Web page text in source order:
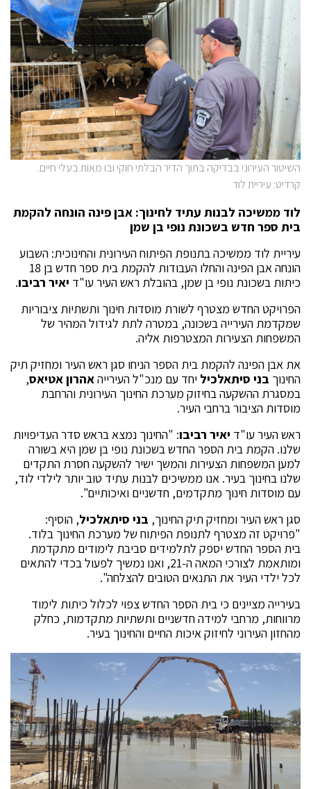
השיטור העירוני בבדיקה בתוך הדיר הבלתי חוקי ובו מאות בעלי חיים.
קרדיט: עיריית לוד
לוד ממשיכה לבנות עתיד לחינוך: אבן פינה הונחה להקמת
בית ספר חדש בשכונת נופי בן שמן
עיריית לוד ממשיכה בתנופת הפיתוח העירונית והחינוכית: השבוע
הונחה אבן הפינה והחלו העבודות להקמת בית ספר חדש בן 18
כיתות בשכונת נופי בן שמן, בהובלת ראש העיר עו"ד יאיר רביבו.
הפרויקט החדש מצטרף לשורת מוסדות חינוך ותשתיות ציבוריות
שמקדמת העירייה בשכונה, במטרה לתת לגידול המהיר של
המשפחות הצעירות המצטרפות אליה.
את אבן הפינה להקמת בית הספר הניחו סגן ראש העיר ומחזיק תיק
החינוך בני סיתאלכיל יחד עם מנכ"ל העירייהאהרון אטיאס,
במסגרת ההשקעה בחיזוק מערכת החינוך העירונית והרחבת
מוסדות הציבור ברחבי העיר.
ראש העיר עו"ד יאיר רביבו: "החינוך נמצא בראש סדר העדיפויות
שלנו. הקמת בית הספר החדש בשכונת נופי בן שמן היא בשורה
למען המשפחות הצעירות והמשך ישיר להשקעה חסרת התקדים
שלנו בחינוך בעיר. אנו ממשיכים לבנות עתיד טוב יותר לילדי לוד,
עם מוסדות חינוך מתקדמים, חדשניים ואיכותיים".
סגן ראש העיר ומחזיק תיק החינוך, בני סיתאלכיל, הוסיף:
"פרויקט זה מצטרף לתנופת הפיתוח של מערכת החינוך בלוד.
בית הספר החדש יספק לתלמידים סביבת לימודים מתקדמת
ומותאמת לצורכי המאה ה-21, ואנו נמשיך לפעול בכדי להתאים
לכל ילדי העיר את התנאים הטובים להצלחה".
בעירייה מציינים כי בית הספר החדש צפוי לכלול כיתות לימוד
מרווחות, מרחבי למידה חדשניים ותשתיות מתקדמות, כחלק
מהחזון העירוני לחיזוק איכות החיים והחינוך בעיר.